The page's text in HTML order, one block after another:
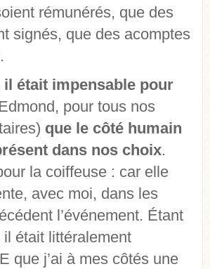
rémunérés, que des
signés, que des acomptes
il était impensable pour
pour tous nos
que le côté humain
dans nos choix.
la coiffeuse : car elle
avec moi, dans les
l’événement. Étant
était littéralement
que j’ai à mes côtés une